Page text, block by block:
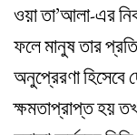
ওয়া তা’আলা-এর
ফলে মানুষ তার
অনুপ্রেরণা
ক্ষমতাপ্রাপ্ত হয়